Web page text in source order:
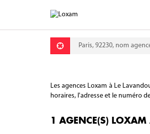
Requête
Les agences Loxam à Le
horaires, l'adresse et le numéro
1 AGENCE(S)